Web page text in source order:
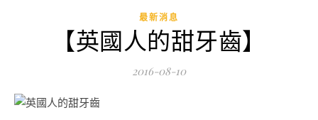
最新消息
【英國人的甜牙齒】
2016-08-10